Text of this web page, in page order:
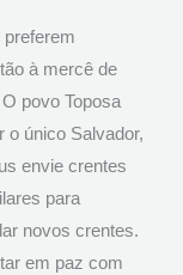
à mercê de
povo Toposa
o único Salvador,
envie crentes
para
novos crentes.
em paz com